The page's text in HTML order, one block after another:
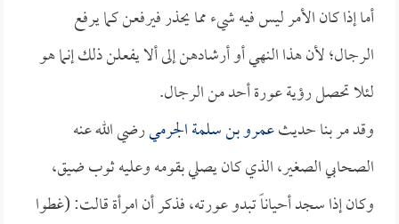
أما إذا كان الأمر ليس فيه شيء مما يحذر فيرفعن كما يرفع
الرجال؛ لأن هذا النهي أو أرشادهن إلى ألا يفعلن ذلك إنما هو
لئلا تحصل رؤية عورة أحد من الرجال.
وقد مر بنا حديثعمرو بن سلمة الجرميرضي الله عنه
الصحابي الصغير، الذي كان يصلي بقومه وعليه ثوب ضيق،
وكان إذا سجد أحياناً تبدو عورته، فذكر أن امرأة قالت: (غطوا